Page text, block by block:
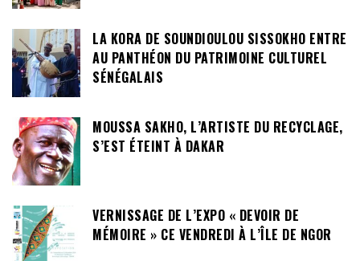
LA KORA DE SOUNDIOULOU SISSOKHO ENTRE
AU PANTHÉON DU PATRIMOINE CULTUREL
SÉNÉGALAIS
MOUSSA SAKHO, L’ARTISTE DU RECYCLAGE,
S’EST ÉTEINT À DAKAR
VERNISSAGE DE L’EXPO « DEVOIR DE
MÉMOIRE » CE VENDREDI À L’ÎLE DE NGOR